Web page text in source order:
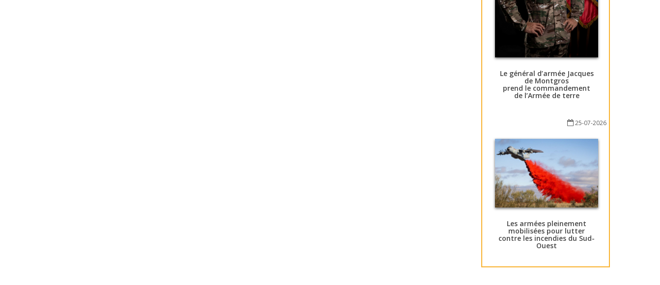
Le général d’armée Jacques
de Montgros
prend le commandement
de l’Armée de terre
25-07-2026
Les armées pleinement
mobilisées pour lutter
contre les incendies du Sud-
Ouest